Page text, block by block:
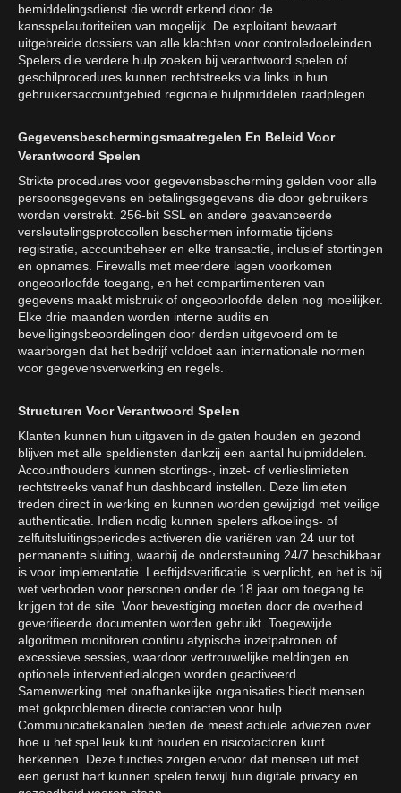
bemiddelingsdienst die wordt erkend door de
kansspelautoriteiten van mogelijk. De exploitant bewaart
uitgebreide dossiers van alle klachten voor controledoeleinden.
Spelers die verdere hulp zoeken bij verantwoord spelen of
geschilprocedures kunnen rechtstreeks via links in hun
gebruikersaccountgebied regionale hulpmiddelen raadplegen.
Gegevensbeschermingsmaatregelen En Beleid Voor
Verantwoord Spelen
Strikte procedures voor gegevensbescherming gelden voor alle
persoonsgegevens en betalingsgegevens die door gebruikers
worden verstrekt. 256-bit SSL en andere geavanceerde
versleutelingsprotocollen beschermen informatie tijdens
registratie, accountbeheer en elke transactie, inclusief stortingen
en opnames. Firewalls met meerdere lagen voorkomen
ongeoorloofde toegang, en het compartimenteren van
gegevens maakt misbruik of ongeoorloofde delen nog moeilijker.
Elke drie maanden worden interne audits en
beveiligingsbeoordelingen door derden uitgevoerd om te
waarborgen dat het bedrijf voldoet aan internationale normen
voor gegevensverwerking en regels.
Structuren Voor Verantwoord Spelen
Klanten kunnen hun uitgaven in de gaten houden en gezond
blijven met alle speldiensten dankzij een aantal hulpmiddelen.
Accounthouders kunnen stortings-, inzet- of verlieslimieten
rechtstreeks vanaf hun dashboard instellen. Deze limieten
treden direct in werking en kunnen worden gewijzigd met veilige
authenticatie. Indien nodig kunnen spelers afkoelings- of
zelfuitsluitingsperiodes activeren die variëren van 24 uur tot
permanente sluiting, waarbij de ondersteuning 24/7 beschikbaar
is voor implementatie. Leeftijdsverificatie is verplicht, en het is bij
wet verboden voor personen onder de 18 jaar om toegang te
krijgen tot de site. Voor bevestiging moeten door de overheid
geverifieerde documenten worden gebruikt. Toegewijde
algoritmen monitoren continu atypische inzetpatronen of
excessieve sessies, waardoor vertrouwelijke meldingen en
optionele interventiedialogen worden geactiveerd.
Samenwerking met onafhankelijke organisaties biedt mensen
met gokproblemen directe contacten voor hulp.
Communicatiekanalen bieden de meest actuele adviezen over
hoe u het spel leuk kunt houden en risicofactoren kunt
herkennen. Deze functies zorgen ervoor dat mensen uit met
een gerust hart kunnen spelen terwijl hun digitale privacy en